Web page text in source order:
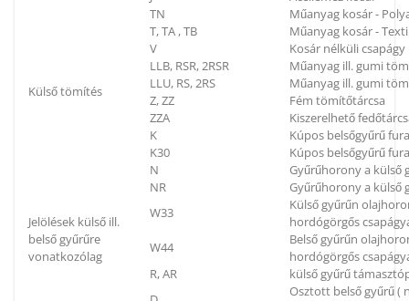
TN
Műanyag kosár -
T, TA , TB
Műanyag kosár -
V
Kosár nélküli csapágy
Külső tömítés
LLB, RSR, 2RSR
Műanyag ill. gumi
LLU, RS, 2RS
Műanyag ill. gumi
Z, ZZ
Fém tömítőtárcsa
ZZA
Kiszerelhető
Jelölések külső ill.
belső gyűrűre
vonatkozólag
K
Kúpos belsőgyűrű
K30
Kúpos belsőgyűrű
N
Gyűrűhorony a külső
NR
Gyűrűhorony a külső
W33
Külső gyűrűn
hordógörgős
W44
Belső gyűrűn
hordógörgős
R, AR
külső gyűrű
Osztott belső gyűrű (